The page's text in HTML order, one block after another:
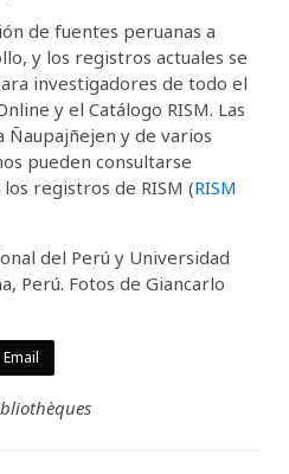
de fuentes peruanas a
y los registros actuales se
investigadores de todo el
y el Catálogo RISM. Las
Ñaupajñejen y de varios
pueden consultarse
registros de RISM (RISM
del Perú y Universidad
Perú. Fotos de Giancarlo
Email